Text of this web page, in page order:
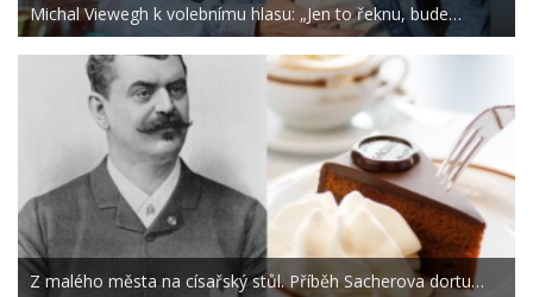
Michal Viewegh k volebnímu hlasu: „Jen to řeknu, bude…
Z malého města na císařský stůl. Příběh Sacherova dortu…